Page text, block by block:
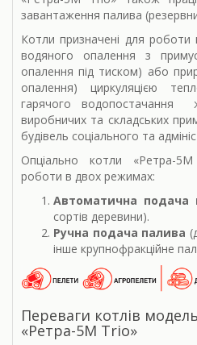
завантаження палива
Котли призначені для роботи
водяного опалення з
опалення під тиском) або
опалення) циркуляцією
гарячого водопостачання
виробничих та складських
будівель соціального та
Опціально котли «Ретра-
роботи в двох режимах:
Автоматична подача
сортів деревини).
Ручна подача палива
інше крупнофракційне
Переваги котлів
«Ретра-5М Trio»